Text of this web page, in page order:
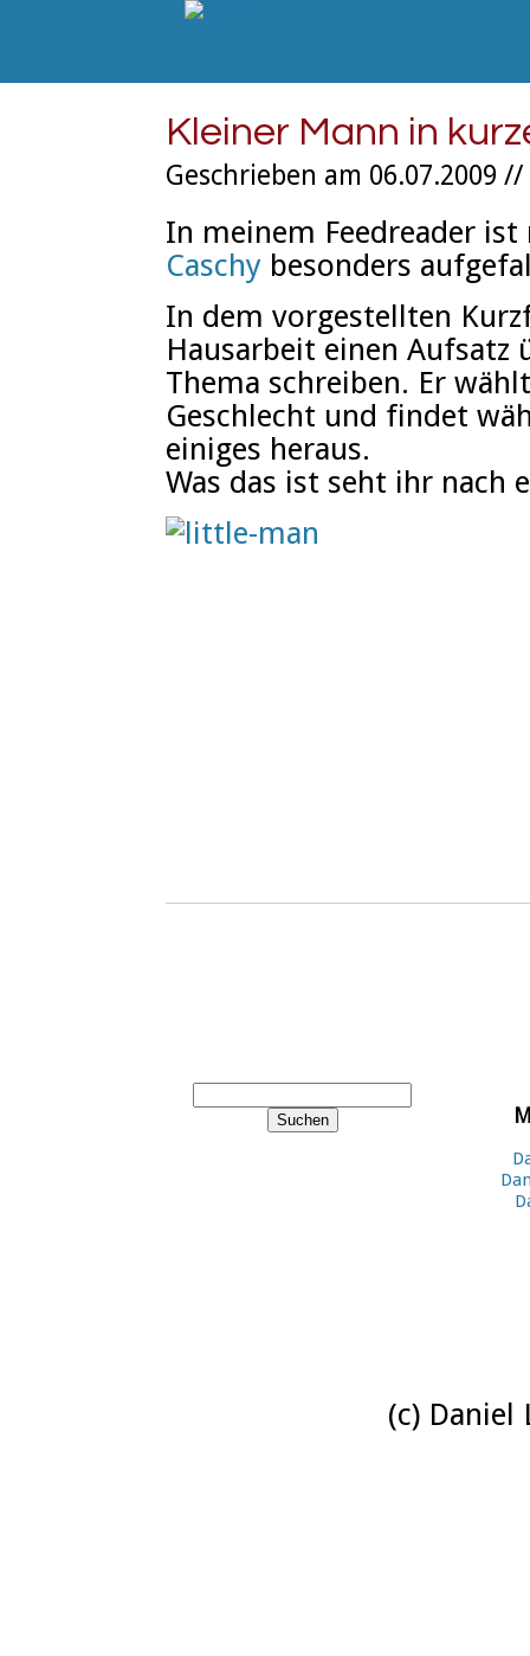
Kleiner Mann in
Geschrieben am 06.07.2009 //
In meinem Feedreader
Caschy besonders
In dem vorgestellten
Hausarbeit einen Aufsatz
Thema schreiben. Er
Geschlecht und findet
einiges heraus.
Was das ist seht ihr nach
(c) Daniel